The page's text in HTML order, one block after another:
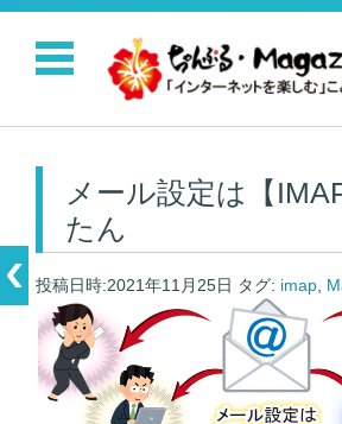
コンテンツに移動
メール設定は【
たん
投稿日時:2021年11月25日 タグ: imap